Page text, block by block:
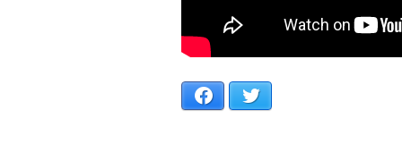
Facebook